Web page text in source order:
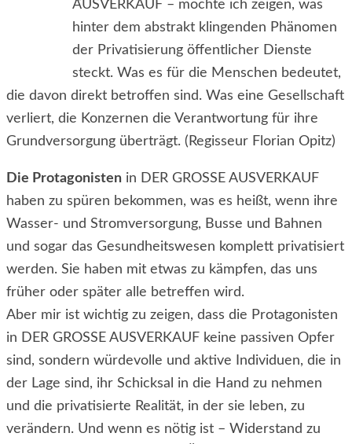
AUSVERKAUF – möchte ich zeigen, was
hinter dem abstrakt klingenden Phänomen
der Privatisierung öffentlicher Dienste
steckt. Was es für die Menschen bedeutet,
die davon direkt betroffen sind. Was eine Gesellschaft
verliert, die Konzernen die Verantwortung für ihre
Grundversorgung überträgt. (Regisseur Florian Opitz)
Die Protagonisten in DER GROSSE AUSVERKAUF
haben zu spüren bekommen, was es heißt, wenn ihre
Wasser- und Stromversorgung, Busse und Bahnen
und sogar das Gesundheitswesen komplett privatisiert
werden. Sie haben mit etwas zu kämpfen, das uns
früher oder später alle betreffen wird.
Aber mir ist wichtig zu zeigen, dass die Protagonisten
in DER GROSSE AUSVERKAUF keine passiven Opfer
sind, sondern würdevolle und aktive Individuen, die in
der Lage sind, ihr Schicksal in die Hand zu nehmen
und die privatisierte Realität, in der sie leben, zu
verändern. Und wenn es nötig ist – Widerstand zu